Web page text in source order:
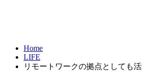
Home
LIFE
リモートワークの拠点としても